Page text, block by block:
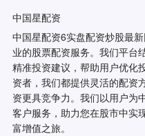
中国星配资
中国星配资6实盘配资炒股最
业的股票配资服务。我们平台
精准投资建议，帮助用户优化
资者，我们都提供灵活的配资
资更具竞争力。我们以用户为
客户服务，助力您在股市中实
富增值之旅。